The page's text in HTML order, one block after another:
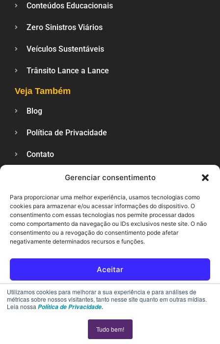
Gerenciar consentimento
Para proporcionar uma melhor experiência, usamos tecnologias como
cookies para armazenar e/ou acessar informações do dispositivo. O
consentimento com essas tecnologias nos permite processar dados
como comportamento da navegação ou IDs exclusivos neste site. O não
consentimento ou a revogação do consentimento pode afetar
negativamente determinados recursos e funções.
Aceitar
Rejeitar
Política de cookies Declaração de privacidade
Utilizamos cookies para melhorar a sua experiência e para análises de
métricas sobre nossos visitantes, tanto nesse site quanto em outras mídias.
Leia nossa Política de Privacidade.
Tudo bem!
Conteúdos Educacionais
Zero Sinistros Viários
Veículos Sustentáveis
Trânsito Lance a Lance
Veja Também
Blog
Política de Privacidade
Contato
SUPORTE